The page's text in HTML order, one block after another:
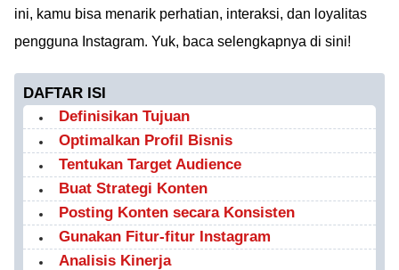
ini, kamu bisa menarik perhatian, interaksi, dan loyalitas
pengguna Instagram. Yuk, baca selengkapnya di sini!
DAFTAR ISI
Definisikan Tujuan
Optimalkan Profil Bisnis
Tentukan Target Audience
Buat Strategi Konten
Posting Konten secara Konsisten
Gunakan Fitur-fitur Instagram
Analisis Kinerja